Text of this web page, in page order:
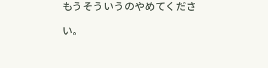
もうそういうのやめてくださ
い。